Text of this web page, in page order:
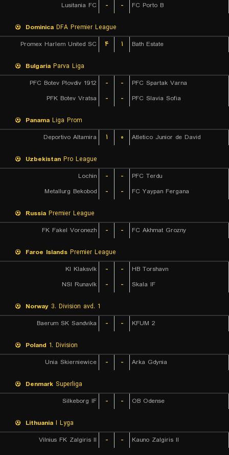
Lusitania FC
- - FC Porto B
Dominica DFA Premier League
Promex Harlem United SC
۴ ۱ Bath Estate
Bulgaria Parva Liga
PFC Botev Plovdiv 1912
- -
PFC Spartak Varna
PFK Botev Vratsa
- - PFC Slavia Sofia
Panama Liga Prom
Deportivo Altamira
۱ ۰ Atletico Junior de David
Uzbekistan Pro League
Lochin
- -
PFC Terdu
Metallurg Bekobod
- - FC Yaypan Fergana
Russia Premier League
FK Fakel Voronezh
- - FC Akhmat Grozny
Faroe Islands Premier League
KI Klaksvík
- -
HB Torshavn
NSI Runavík
- - Skala IF
Norway 3. Division avd. 1
Baerum SK Sandvika
- - KFUM 2
Poland 1. Division
Unia Skierniewice
- - Arka Gdynia
Denmark Superliga
Silkeborg IF
- - OB Odense
Lithuania I Lyga
Vilnius FK Zalgiris II
- - Kauno Zalgiris II